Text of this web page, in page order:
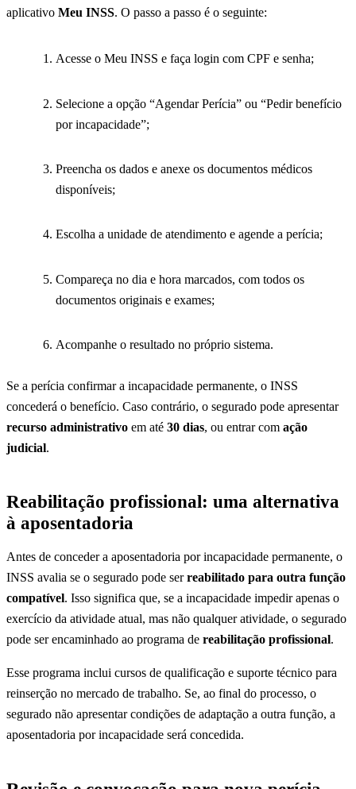
aplicativo Meu INSS. O passo a passo é o seguinte:
Acesse o Meu INSS e faça login com CPF e senha;
Selecione a opção “Agendar Perícia” ou “Pedir benefício
por incapacidade”;
Preencha os dados e anexe os documentos médicos
disponíveis;
Escolha a unidade de atendimento e agende a perícia;
Compareça no dia e hora marcados, com todos os
documentos originais e exames;
Acompanhe o resultado no próprio sistema.
Se a perícia confirmar a incapacidade permanente, o INSS
concederá o benefício. Caso contrário, o segurado pode apresentar
recurso administrativo em até 30 dias, ou entrar com ação
judicial.
Reabilitação profissional: uma alternativa
à aposentadoria
Antes de conceder a aposentadoria por incapacidade permanente, o
INSS avalia se o segurado pode serreabilitado para outra função
compatível. Isso significa que, se a incapacidade impedir apenas o
exercício da atividade atual, mas não qualquer atividade, o segurado
pode ser encaminhado ao programa de reabilitação profissional.
Esse programa inclui cursos de qualificação e suporte técnico para
reinserção no mercado de trabalho. Se, ao final do processo, o
segurado não apresentar condições de adaptação a outra função, a
aposentadoria por incapacidade será concedida.